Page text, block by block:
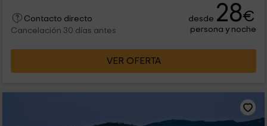
Contacto directo
Cancelación 30 días antes
desde 28€
persona y noche
VER OFERTA